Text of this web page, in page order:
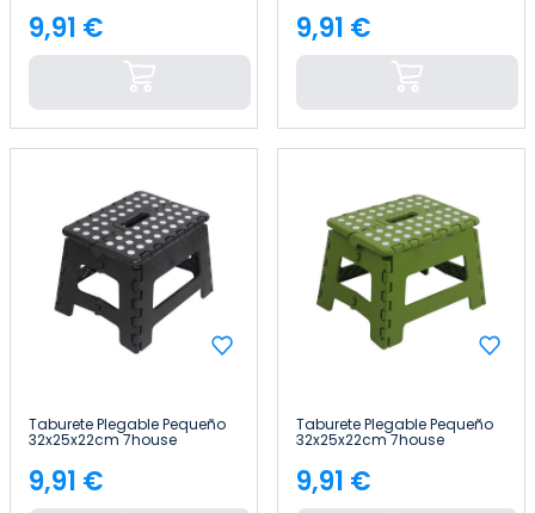
Precio
9,91 € Precio
9,91 €
Taburete Plegable Pequeño
32x25x22cm 7house
Precio
9,91 €
Taburete Plegable Pequeño
32x25x22cm 7house
Precio
9,91 €